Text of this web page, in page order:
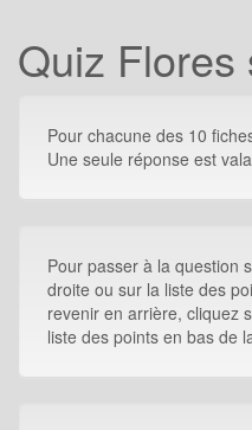
Quiz Flores
Pour chacune des 10
Une seule réponse est
Pour passer à la question
droite ou sur la liste des
revenir en arrière, cliquez
liste des points en bas de